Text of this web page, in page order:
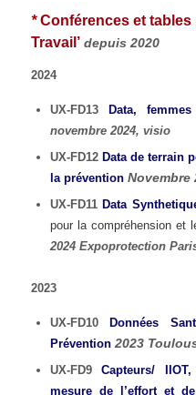
*Conférences et tables
Travail’ depuis 2020
2024
UX-FD13 Data,
novembre 2024, visio
UX-FD12 Data de terrain
la prévention Novembre
UX-FD11 Data
pour la compréhension et
2024 Expoprotection
2023
UX-FD10
Données
Prévention 2023
UX-FD9Capteurs/
mesure de l’effort et